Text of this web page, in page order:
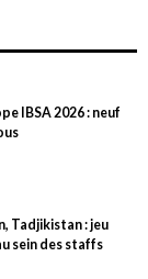
IBSA 2026 : neuf
Tadjikistan : jeu
sein des staffs